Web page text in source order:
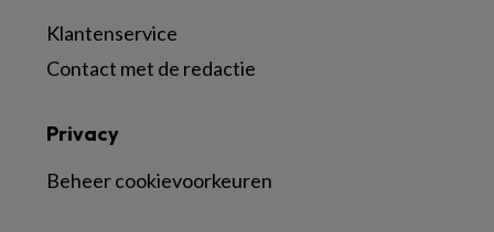
Klantenservice
Contact met de redactie
Privacy
Beheer cookievoorkeuren